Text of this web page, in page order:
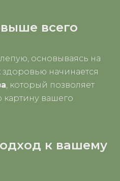
всего
основываясь на
здоровью начинается
, который позволяет
картину вашего
к вашему